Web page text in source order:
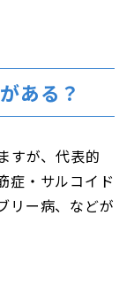
ある？
すが、代表的
症・サルコイド
リー病、などが